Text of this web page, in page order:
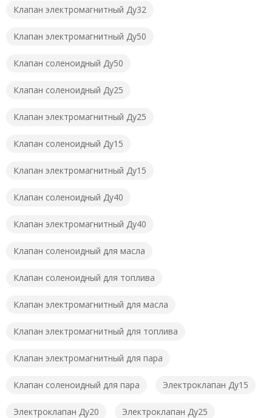
Клапан электромагнитный Ду32
Клапан электромагнитный Ду50
Клапан соленоидный Ду50
Клапан соленоидный Ду25
Клапан электромагнитный Ду25
Клапан соленоидный Ду15
Клапан электромагнитный Ду15
Клапан соленоидный Ду40
Клапан электромагнитный Ду40
Клапан соленоидный для масла
Клапан соленоидный для топлива
Клапан электромагнитный для масла
Клапан электромагнитный для топлива
Клапан электромагнитный для пара
Клапан соленоидный для пара Электроклапан Ду15
Электроклапан Ду20 Электроклапан Ду25